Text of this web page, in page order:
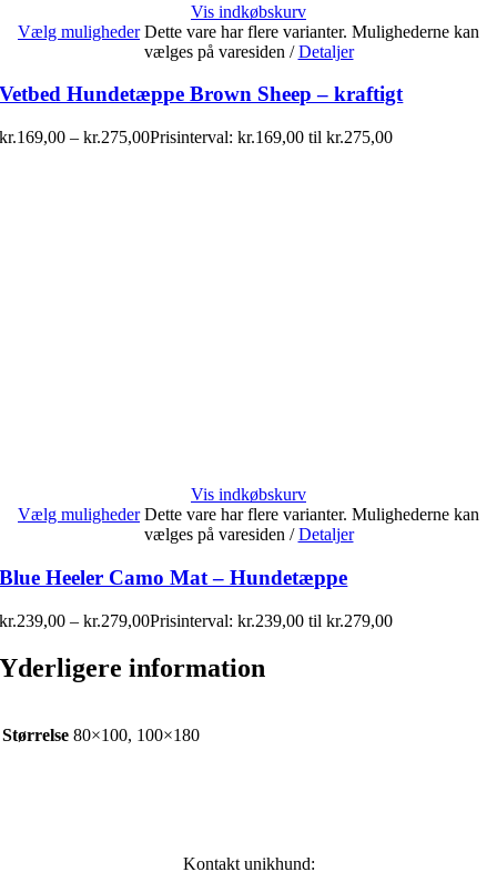
Vis indkøbskurv
Vælg muligheder Dette vare har flere varianter. Mulighederne kan
vælges på varesiden / Detaljer
Vetbed Hundetæppe Brown Sheep – kraftigt
kr.169,00 – kr.275,00Prisinterval: kr.169,00 til kr.275,00
Vis indkøbskurv
Vælg muligheder Dette vare har flere varianter. Mulighederne kan
vælges på varesiden / Detaljer
Blue Heeler Camo Mat – Hundetæppe
kr.239,00 – kr.279,00Prisinterval: kr.239,00 til kr.279,00
Yderligere information
Størrelse 80×100, 100×180
Kontakt unikhund: